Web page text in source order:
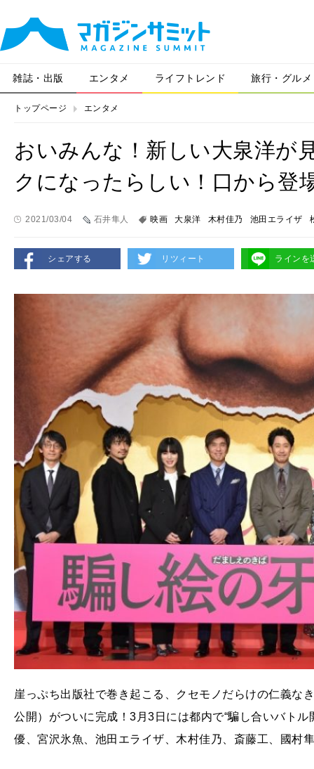
雑誌・出版 エンタメ ライフトレンド 旅行・グルメ
トップページ エンタメ
おいみんな！新しい大泉洋が
クになったらしい！口から登
2021/03/04 石井隼人 映画 大泉洋 木村佳乃 池田エライザ
シェアする リツィート ラインを
崖っぷち出版社で巻き起こる、クセモノだらけの仁義な
公開）がついに完成！3月3日には都内で“騙し合いバト
優、宮沢氷魚、池田エライザ、木村佳乃、斎藤工、國村